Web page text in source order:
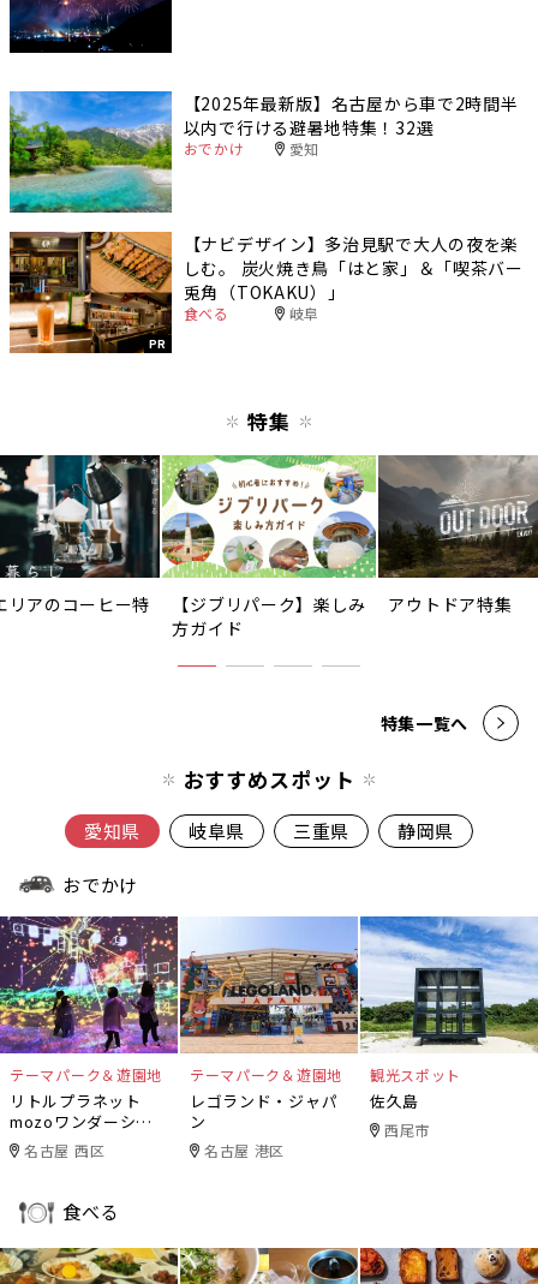
【2025年最新版】名古屋から車で2時間半
以内で行ける避暑地特集！32選
おでかけ 愛知
PR
【ナビデザイン】多治見駅で大人の夜を楽
しむ。 炭火焼き鳥「はと家」＆「喫茶バー
兎角（TOKAKU）」
食べる 岐阜
特集
リアのコーヒー特
【ジブリパーク】楽しみ
方ガイド
アウトドア特集
特集一覧へ
おすすめスポット
愛知県 岐阜県 三重県 静岡県
おでかけ
テーマパーク＆遊園地
リトルプラネット
mozoワンダーシテ
ィ 名古屋 西区
テーマパーク＆遊園地
レゴランド・ジャパ
ン
名古屋 港区
観光スポット
佐久島
西尾市
食べる